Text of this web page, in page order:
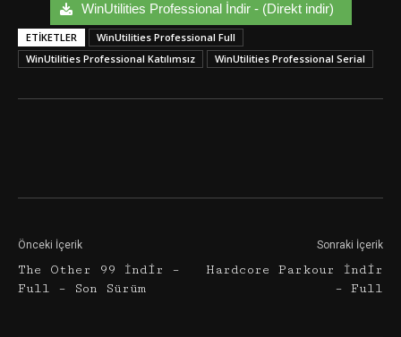
WinUtilities Professional İndir - (Direkt indir)
ETIKETLER
WinUtilities Professional Full
WinUtilities Professional Katılımsız
WinUtilities Professional Serial
Önceki İçerik
The Other 99 İndir –
Full – Son Sürüm
Sonraki İçerik
Hardcore Parkour İndir
– Full